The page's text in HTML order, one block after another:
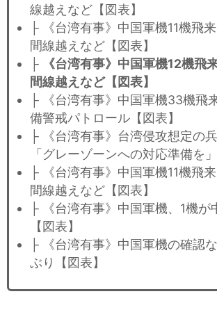
線越えなど【図表】
├ 《台湾有事》中国軍機11機飛
間線越えなど【図表】
├
《台湾有事》中国軍機12機飛
間線越えなど【図表】
├ 《台湾有事》中国軍機33機飛
備警戒パトロール【図表】
├ 《台湾有事》台湾侵攻想定の兵
「グレーゾーンへの対応準備を」
├ 《台湾有事》中国軍機11機飛
間線越えなど【図表】
├ 《台湾有事》中国軍機、1機が
【図表】
├ 《台湾有事》中国軍機の確認
ぶり【図表】